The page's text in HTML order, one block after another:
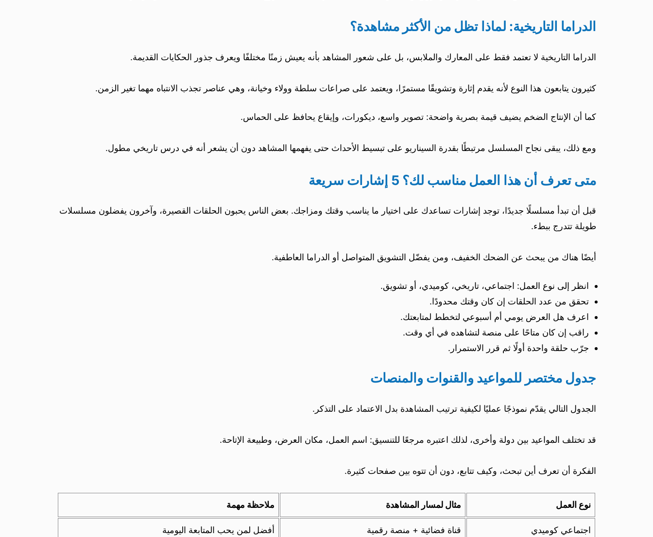
الدراما التاريخية: لماذا تظل من الأكثر مشاهدة؟
الدراما التاريخية لا تعتمد فقط على المعارك والملابس، بل على شعور المشاهد بأنه يعيش زمنًا مختلفًا ويعرف جذور الحكايات القديمة.
كثيرون يتابعون هذا النوع لأنه يقدم إثارة وتشويقًا مستمرًا، ويعتمد على صراعات سلطة وولاء وخيانة، وهي عناصر تجذب الانتباه مهما تغير الزمن.
كما أن الإنتاج الضخم يضيف قيمة بصرية واضحة: تصوير واسع، ديكورات، وإيقاع يحافظ على الحماس.
ومع ذلك، يبقى نجاح المسلسل مرتبطًا بقدرة السيناريو على تبسيط الأحداث حتى يفهمها المشاهد دون أن يشعر أنه في درس تاريخي مطول.
متى تعرف أن هذا العمل مناسب لك؟ 5 إشارات سريعة
قبل أن تبدأ مسلسلًا جديدًا، توجد إشارات تساعدك على اختيار ما يناسب وقتك ومزاجك. بعض الناس يحبون الحلقات القصيرة، وآخرون يفضلون مسلسلات
طويلة تتدرج ببطء.
أيضًا هناك من يبحث عن الضحك الخفيف، ومن يفضّل التشويق المتواصل أو الدراما العاطفية.
انظر إلى نوع العمل: اجتماعي، تاريخي، كوميدي، أو تشويق.
تحقق من عدد الحلقات إن كان وقتك محدودًا.
اعرف هل العرض يومي أم أسبوعي لتخطط لمتابعتك.
راقب إن كان متاحًا على منصة لتشاهده في أي وقت.
جرّب حلقة واحدة أولًا ثم قرر الاستمرار.
جدول مختصر للمواعيد والقنوات والمنصات
الجدول التالي يقدّم نموذجًا عمليًا لكيفية ترتيب المشاهدة بدل الاعتماد على التذكر.
قد تختلف المواعيد بين دولة وأخرى، لذلك اعتبره مرجعًا للتنسيق: اسم العمل، مكان العرض، وطبيعة الإتاحة.
الفكرة أن تعرف أين تبحث، وكيف تتابع، دون أن تتوه بين صفحات كثيرة.
نوع العمل مثال لمسار المشاهدة ملاحظة مهمة
اجتماعي كوميدي قناة فضائية + منصة رقمية أفضل لمن يحب المتابعة اليومية